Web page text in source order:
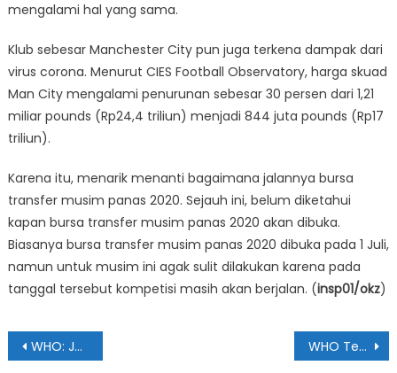
mengalami hal yang sama.
Klub sebesar Manchester City pun juga terkena dampak dari
virus corona. Menurut CIES Football Observatory, harga skuad
Man City mengalami penurunan sebesar 30 persen dari 1,21
miliar pounds (Rp24,4 triliun) menjadi 844 juta pounds (Rp17
triliun).
Karena itu, menarik menanti bagaimana jalannya bursa
transfer musim panas 2020. Sejauh ini, belum diketahui
kapan bursa transfer musim panas 2020 akan dibuka.
Biasanya bursa transfer musim panas 2020 dibuka pada 1 Juli,
namun untuk musim ini agak sulit dilakukan karena pada
tanggal tersebut kompetisi masih akan berjalan. (insp01/okz)
Navigasi
WHO: Jangan Semprot Disinfektan ke Badan, Bahaya! WHO Tegaskan Virus Corona Tak Menular Lewat Udara